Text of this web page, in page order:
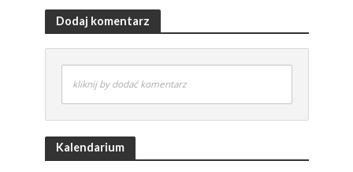
Dodaj komentarz
kliknij by dodać komentarz
Kalendarium